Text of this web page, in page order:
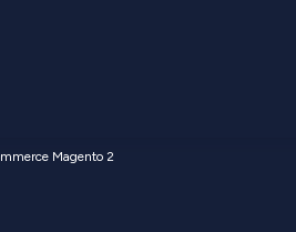
Magento 2